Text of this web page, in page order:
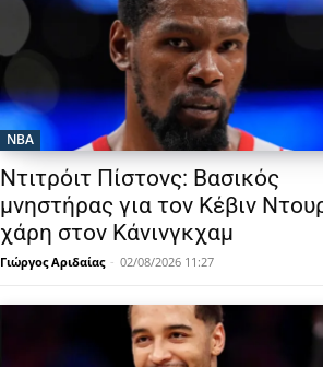
NBA
Ντιτρόιτ Πίστονς: Βασικός
μνηστήρας για τον Κέβιν
χάρη στον Κάνινγκχαμ
Γιώργος Αριδαίας - 02/08/2026 11:27